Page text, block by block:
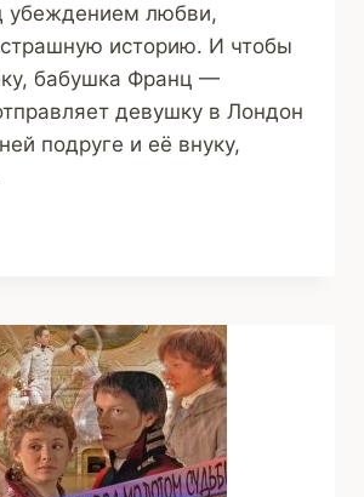
убеждением любви,
историю. И чтобы
бабушка Франц —
девушку в Лондон
подруге и её внуку,